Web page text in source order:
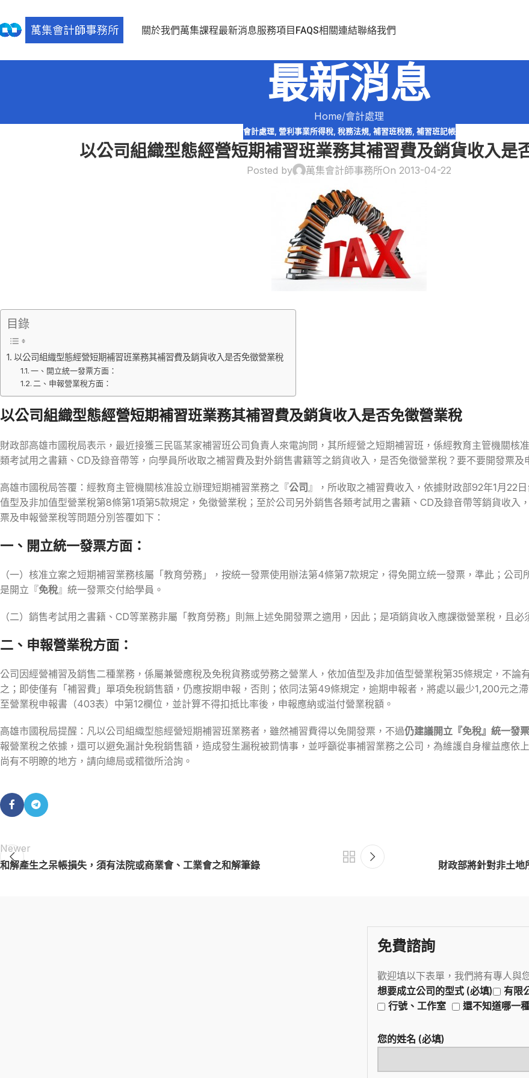
關於我們萬集課程最新消息服務項目 FAQS相關連結聯絡我們
最新消息
Home 會計處理
會計處理, 營利事業所得稅, 稅務法規, 補習班稅務, 補習班記帳
以公司組織型態經營短期補習班業務其補習費及銷貨收入是
Posted by 萬集會計師事務所On 2013-04-22
目錄
以公司組織型態經營短期補習班業務其補習費及銷貨收入是否免徵營業稅
一、開立統一發票方面：
二、申報營業稅方面：
以公司組織型態經營短期補習班業務其補習費及銷貨收入是否免徵營業稅
財政部高雄市國稅局表示，最近接獲三民區某家補習班公司負責人來電詢問，其所經營之短期補習班，係經教育主管機關核
類考試用之書籍、CD及錄音帶等，向學員所收取之補習費及對外銷售書籍等之銷貨收入，是否免徵營業稅？要不要開發票及
高雄市國稅局答覆：經教育主管機關核准設立辦理短期補習業務之『公司 』，所收取之補習費收入，依據財政部92年1月22
值型及非加值型營業稅第8條第1項第5款規定，免徵營業稅；至於公司另外銷售各類考試用之書籍、CD及錄音帶等銷貨收入
票及申報營業稅等問題分別答覆如下：
一、開立統一發票方面：
（一）核准立案之短期補習業務核屬「教育勞務」，按統一發票使用辦法第4條第7款規定，得免開立統一發票，準此；公司
是開立『免稅』統一發票交付給學員。
（二）銷售考試用之書籍、CD等業務非屬「教育勞務」則無上述免開發票之適用，因此；是項銷貨收入應課徵營業稅，且
二、申報營業稅方面：
公司因經營補習及銷售二種業務，係屬兼營應稅及免稅貨務或勞務之營業人，依加值型及非加值型營業稅第35條規定，不論
之；即使僅有「補習費」單項免稅銷售額，仍應按期申報，否則；依同法第49條規定，逾期申報者，將處以最少1,200元之
至營業稅申報書（403表）中第12欄位，並計算不得扣抵比率後，申報應納或溢付營業稅額。
高雄市國稅局提醒：凡以公司組織型態經營短期補習班業務者，雖然補習費得以免開發票，不過仍建議開立『免稅』統一發票
報營業稅之依據，還可以避免漏計免稅銷售額，造成發生漏稅被罰情事，並呼籲從事補習業務之公司，為維護自身權益應依
尚有不明瞭的地方，請向總局或稽徵所洽詢。
Newer
和解產生之呆帳損失，須有法院或商業會、工業會之和解筆錄 財政部將針對非土
免費諮詢
歡迎填以下表單，我們將有專人與
想要成立公司的型式 (必填)
有限
行號、工作室
還不知道哪一
您的姓名 (必填)